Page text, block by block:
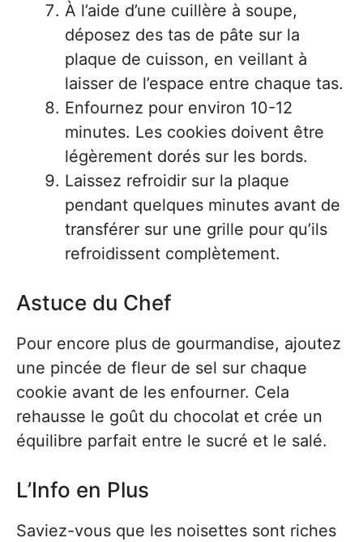
À l’aide d’une cuillère à soupe,
déposez des tas de pâte sur la
plaque de cuisson, en veillant à
laisser de l’espace entre chaque tas.
Enfournez pour environ 10-12
minutes. Les cookies doivent être
légèrement dorés sur les bords.
Laissez refroidir sur la plaque
pendant quelques minutes avant de
transférer sur une grille pour qu’ils
refroidissent complètement.
Astuce du Chef
Pour encore plus de gourmandise, ajoutez
une pincée de fleur de sel sur chaque
cookie avant de les enfourner. Cela
rehausse le goût du chocolat et crée un
équilibre parfait entre le sucré et le salé.
L’Info en Plus
Saviez-vous que les noisettes sont riches